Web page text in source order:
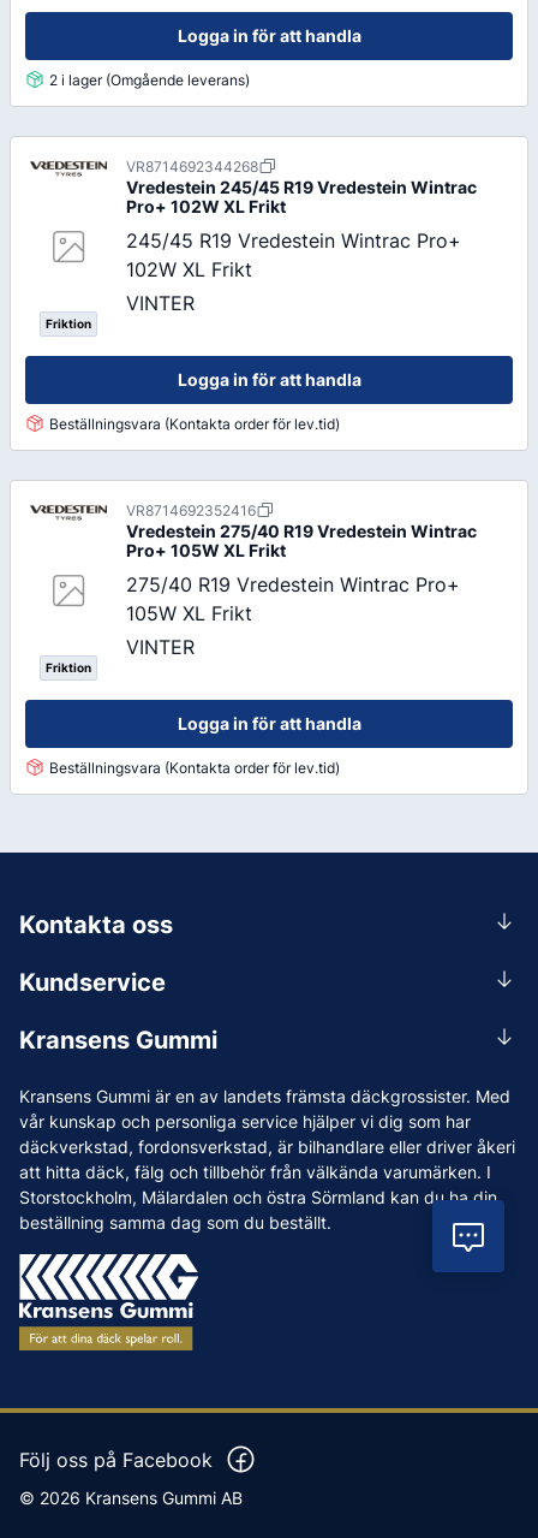
Logga in för att handla
2 i lager (Omgående leverans)
Friktion
VR8714692344268
Vredestein 245/45 R19 Vredestein Wintrac
Pro+ 102W XL Frikt
245/45 R19 Vredestein Wintrac Pro+
102W XL Frikt
VINTER
Logga in för att handla
Beställningsvara (Kontakta order för lev.tid)
Friktion
VR8714692352416
Vredestein 275/40 R19 Vredestein Wintrac
Pro+ 105W XL Frikt
275/40 R19 Vredestein Wintrac Pro+
105W XL Frikt
VINTER
Logga in för att handla
Beställningsvara (Kontakta order för lev.tid)
Kransens Gummi är en av landets främsta däckgrossister. Med
vår kunskap och personliga service hjälper vi dig som har
däckverkstad, fordonsverkstad, är bilhandlare eller driver åkeri
att hitta däck, fälg och tillbehör från välkända varumärken. I
Storstockholm, Mälardalen och östra Sörmland kan du ha din
beställning samma dag som du beställt.
Kundservice
Leverans
Reklamation & återköp
Betalning & faktura
Köpvillkor
Vanliga frågor och svar
Kransens Gummi
Vi som jobbar på Kransens Gummi
Jobba hos oss
Nyheter
Tips & Råd
Varumärken
Våra Verkstäder
Press
Kontakta oss
0156-409 00
Mån-Tors 07.30-16:30, Fre 07.30-15.00.
Lunchstängt 12:00-12:30
Följ oss på Facebook
© 2026 Kransens Gummi AB